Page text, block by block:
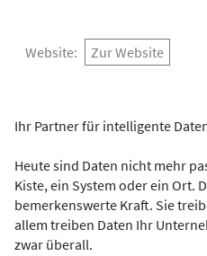
Website Zur Website
Ihr Partner für intelligente
Heute sind Daten nicht mehr
Kiste, ein System oder ein Ort.
bemerkenswerte Kraft. Sie
allem treiben Daten Ihr
zwar überall.